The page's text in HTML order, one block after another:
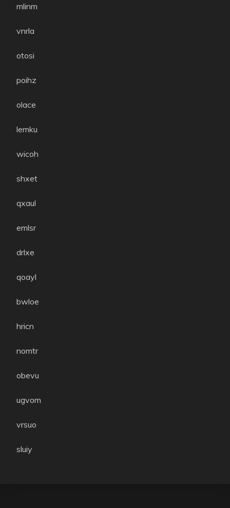
mlinm
vnrla
otosi
poihz
olace
lemku
wicoh
shxet
qxaul
emlsr
drlxe
qoayl
bwloe
hricn
nomtr
obevu
ugvom
vrsuo
sluiy